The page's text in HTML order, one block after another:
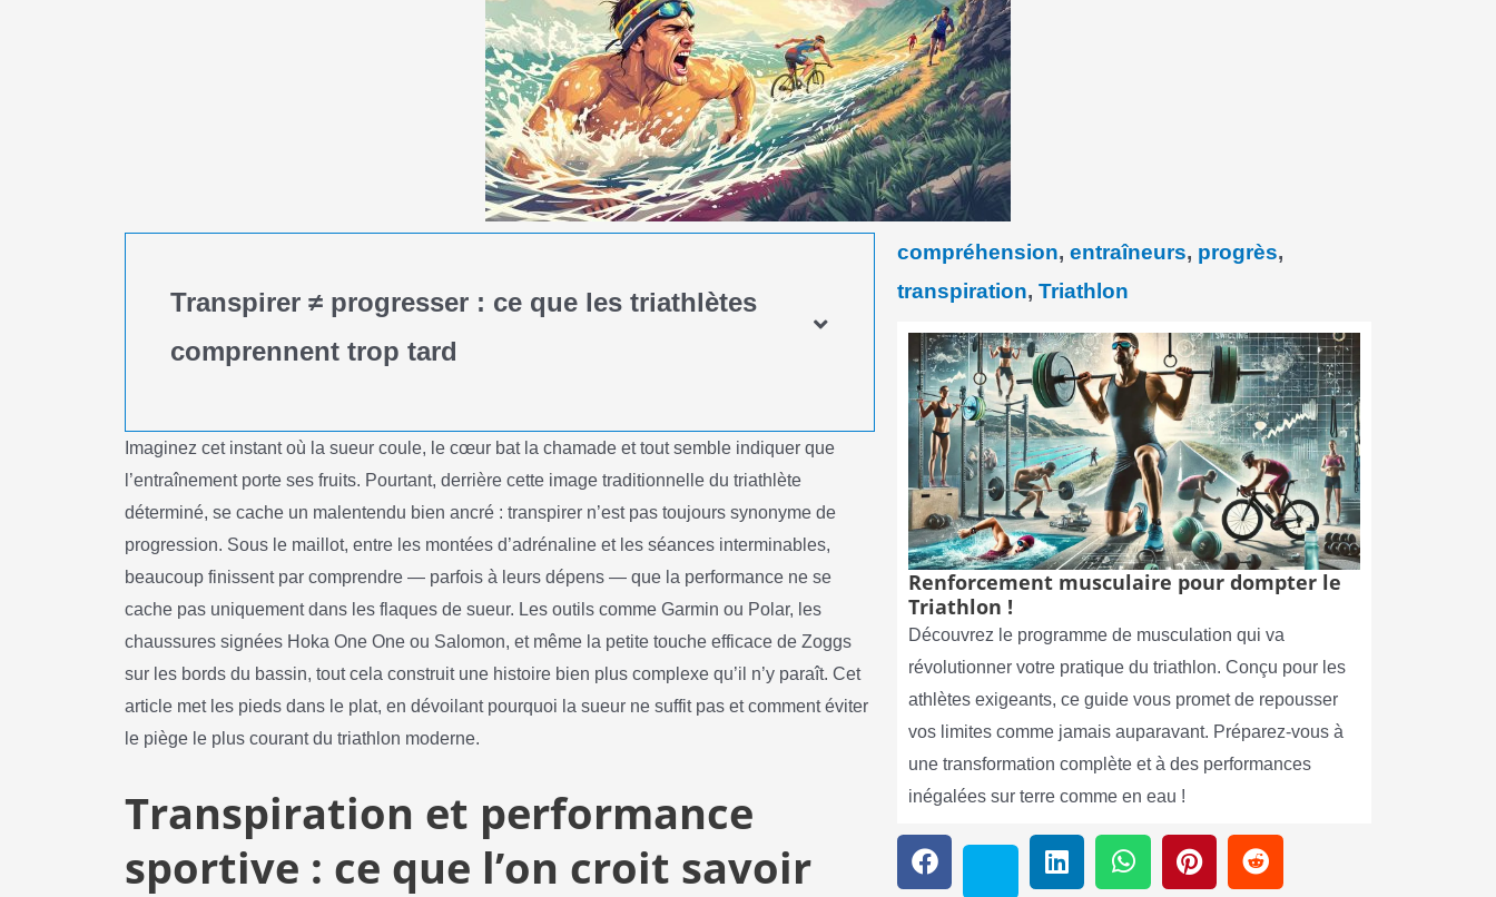
Transpirer ≠ progresser : ce que les triathlètes
comprennent trop tard
Imaginez cet instant où la sueur coule, le cœur bat la chamade et tout semble indiquer que
l’entraînement porte ses fruits. Pourtant, derrière cette image traditionnelle du triathlète
déterminé, se cache un malentendu bien ancré : transpirer n’est pas toujours synonyme de
progression. Sous le maillot, entre les montées d’adrénaline et les séances interminables,
beaucoup finissent par comprendre — parfois à leurs dépens — que la performance ne se
cache pas uniquement dans les flaques de sueur. Les outils comme Garmin ou Polar, les
chaussures signées Hoka One One ou Salomon, et même la petite touche efficace de Zoggs
sur les bords du bassin, tout cela construit une histoire bien plus complexe qu’il n’y paraît. Cet
article met les pieds dans le plat, en dévoilant pourquoi la sueur ne suffit pas et comment éviter
le piège le plus courant du triathlon moderne.
Transpiration et performance
sportive : ce que l’on croit savoir
compréhension, entraîneurs, progrès,
transpiration, Triathlon
Renforcement musculaire pour dompter le
Triathlon !
Découvrez le programme de musculation qui va
révolutionner votre pratique du triathlon. Conçu pour les
athlètes exigeants, ce guide vous promet de repousser
vos limites comme jamais auparavant. Préparez-vous à
une transformation complète et à des performances
inégalées sur terre comme en eau !